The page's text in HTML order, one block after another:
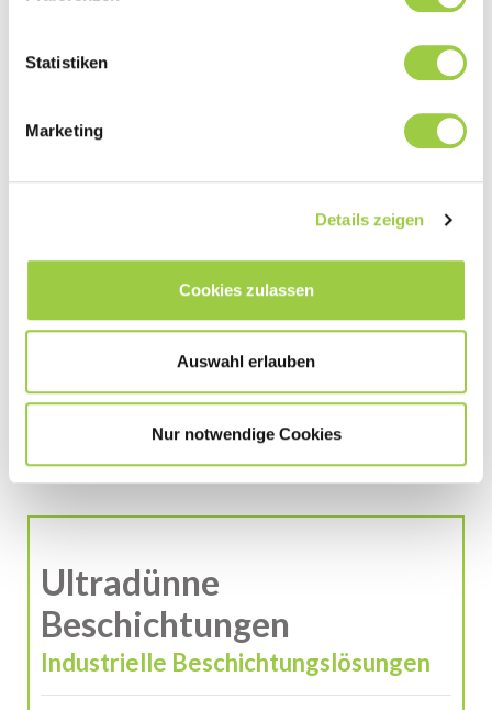
Statistiken
Marketing
Details zeigen
Cookies zulassen
Auswahl erlauben
Nur notwendige Cookies
PROMOSOLV COAT UT10
Mehr erfaren
Ultradünne
Beschichtungen
Industrielle Beschichtungslösungen